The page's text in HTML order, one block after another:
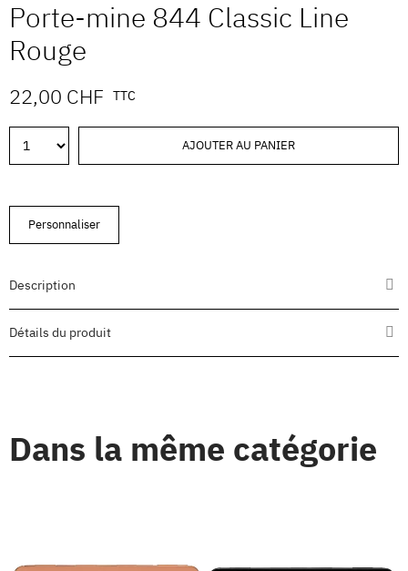
Porte-mine 844 Classic Line
Rouge
22,00 CHF TTC
AJOUTER AU PANIER
Personnaliser
Description
Détails du produit
Dans la même catégorie